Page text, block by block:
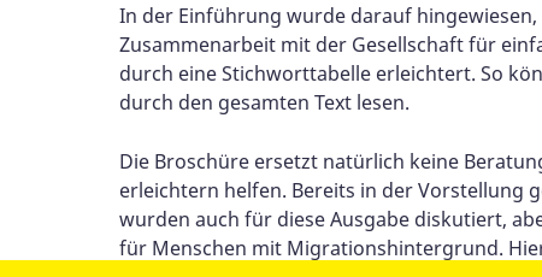
In der Einführung wurde darauf
Zusammenarbeit mit der Gesellschaft für
durch eine Stichworttabelle erleichtert. So
durch den gesamten Text lesen.
Die Broschüre ersetzt natürlich keine
erleichtern helfen. Bereits in der Vorstellung
wurden auch für diese Ausgabe diskutiert,
für Menschen mit Migrationshintergrund.